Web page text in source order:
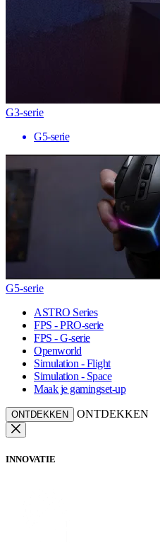
G3-serie
G5-serie
G5-serie
ASTRO Series
FPS - PRO-serie
FPS - G-serie
Openworld
Simulation - Flight
Simulation - Space
Maak je gamingset-up
ONTDEKKEN ONTDEKKEN
INNOVATIE